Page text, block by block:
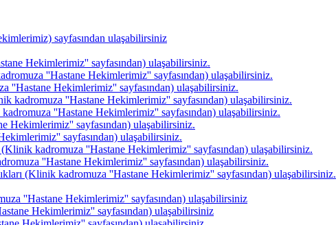
sayfasından ulaşabilirsiniz
Hekimlerimiz'' sayfasından) ulaşabilirsiniz.
''Hastane Hekimlerimiz'' sayfasından) ulaşabilirsiniz.
Hekimlerimiz'' sayfasından) ulaşabilirsiniz.
kadromuza ''Hastane Hekimlerimiz'' sayfasından) ulaşabilirsiniz.
''Hastane Hekimlerimiz'' sayfasından) ulaşabilirsiniz.
Hekimlerimiz'' sayfasından) ulaşabilirsiniz.
sayfasından) ulaşabilirsiniz.
(Klinik kadromuza ''Hastane Hekimlerimiz'' sayfasından) ulaşabilirsiniz.
''Hastane Hekimlerimiz'' sayfasından) ulaşabilirsiniz.
(Klinik kadromuza ''Hastane Hekimlerimiz'' sayfasından) ulaşabilirsiniz.
''Hastane Hekimlerimiz'' sayfasından) ulaşabilirsiniz
Hekimlerimiz'' sayfasından) ulaşabilirsiniz